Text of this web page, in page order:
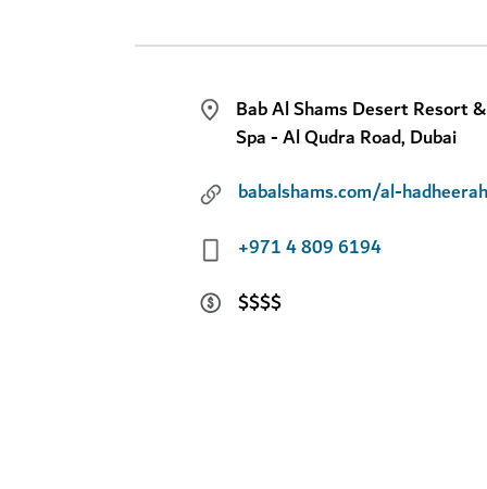
Bab Al Shams Desert Resort &
Spa - Al Qudra Road, Dubai
babalshams.com/al-
+971 4 809 6194
$$$$